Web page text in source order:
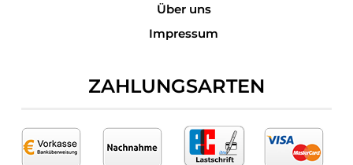
Über uns
Impressum
ZAHLUNGSARTEN